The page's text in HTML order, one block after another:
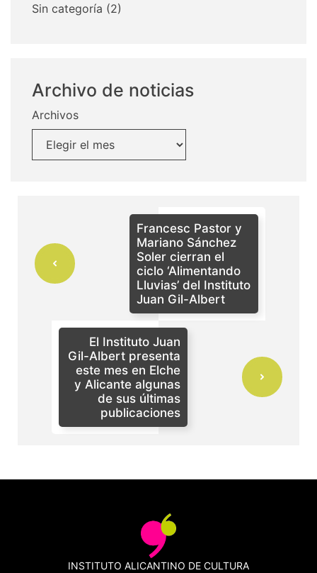
Sin categoría (2)
Archivo de noticias
Archivos
Francesc Pastor y
Mariano Sánchez
Soler cierran el
ciclo ‘Alimentando
Lluvias’ del Instituto
Juan Gil-Albert
El Instituto Juan
Gil-Albert presenta
este mes en Elche
y Alicante algunas
de sus últimas
publicaciones
INSTITUTO ALICANTINO DE CULTURA